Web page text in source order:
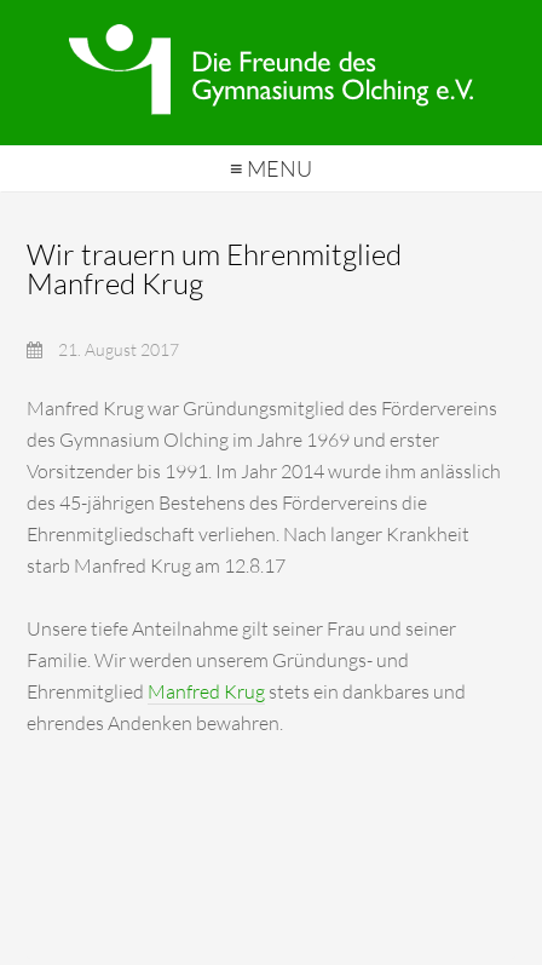
≡ MENU
Wir trauern um Ehrenmitglied
Manfred Krug
21. August 2017
Manfred Krug war Gründungsmitglied des Fördervereins
des Gymnasium Olching im Jahre 1969 und erster
Vorsitzender bis 1991. Im Jahr 2014 wurde ihm anlässlich
des 45-jährigen Bestehens des Fördervereins die
Ehrenmitgliedschaft verliehen. Nach langer Krankheit
starb Manfred Krug am 12.8.17
Unsere tiefe Anteilnahme gilt seiner Frau und seiner
Familie. Wir werden unserem Gründungs- und
Ehrenmitglied Manfred Krug stets ein dankbares und
ehrendes Andenken bewahren.